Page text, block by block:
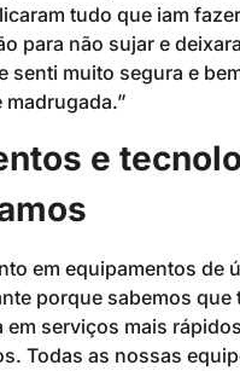
tudo que iam
para não sujar e
senti muito segura e
e
em equipamentos de
porque sabemos que
em serviços mais
Todas as nossas